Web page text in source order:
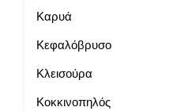
Καρυά
Κεφαλόβρυσο
Κλεισούρα
Κοκκινοπηλός